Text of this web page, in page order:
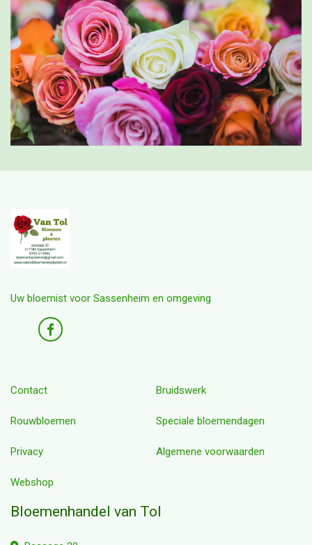
Uw bloemist voor Sassenheim en omgeving
Contact Bruidswerk
Rouwbloemen Speciale bloemendagen
Privacy Algemene voorwaarden
Webshop
Bloemenhandel van Tol